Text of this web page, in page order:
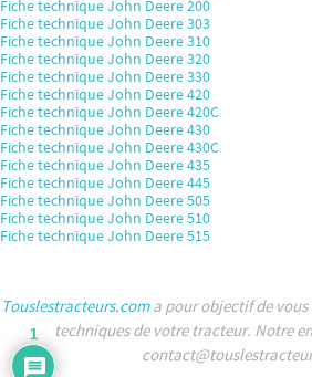
Fiche technique John Deere 200
Fiche technique John Deere 303
Fiche technique John Deere 310
Fiche technique John Deere 320
Fiche technique John Deere 330
Fiche technique John Deere 420
Fiche technique John Deere 420C
Fiche technique John Deere 430
Fiche technique John Deere 430C
Fiche technique John Deere 435
Fiche technique John Deere 445
Fiche technique John Deere 505
Fiche technique John Deere 510
Fiche technique John Deere 515
Touslestracteurs.coma pour objectif de vous
techniques de votre tracteur. Notre
1